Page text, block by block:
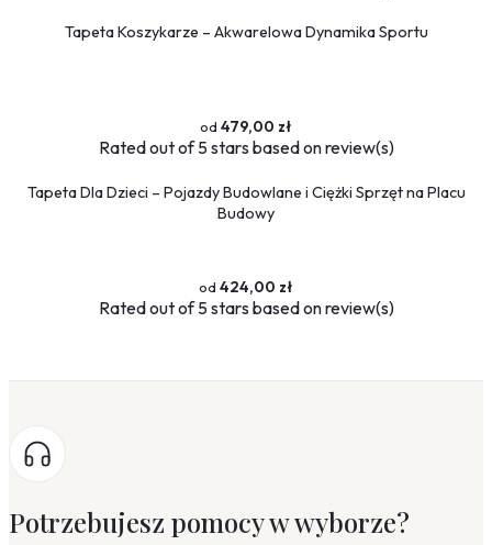
Tapeta Koszykarze – Akwarelowa Dynamika Sportu
479,00 zł
Ratedout of 5 stars based onreview(s)
Tapeta Dla Dzieci – Pojazdy Budowlane i Ciężki Sprzęt na Placu
Budowy
424,00 zł
Ratedout of 5 stars based onreview(s)
Potrzebujesz pomocy w wyborze?